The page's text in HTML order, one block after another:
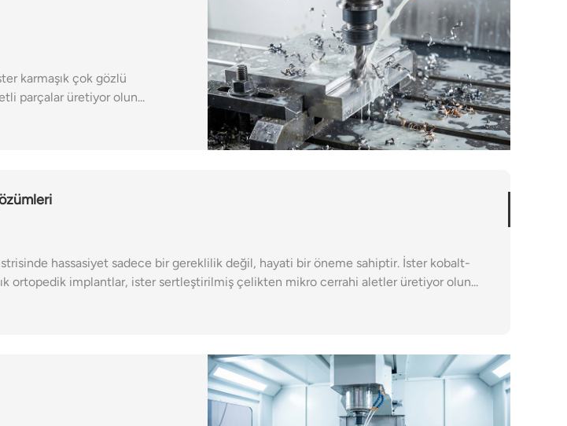
karmaşık çok gözlü
parçalar üretiyor olun...
hassasiyet sadece bir gereklilik değil, hayati bir öneme sahiptir. İster kobalt-
ortopedik implantlar, ister sertleştirilmiş çelikten mikro cerrahi aletler üretiyor olun...